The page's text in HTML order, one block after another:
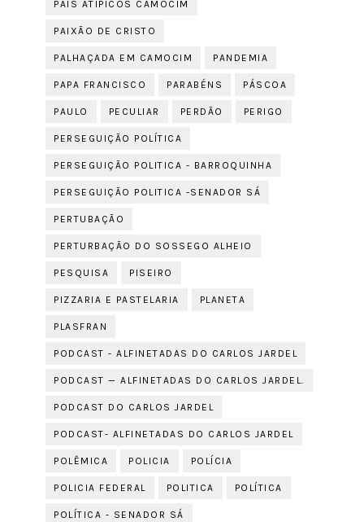
PAIS ATIPICOS CAMOCIM
PAIXÃO DE CRISTO
PALHAÇADA EM CAMOCIM PANDEMIA
PAPA FRANCISCO PARABÉNS PÁSCOA
PAULO PECULIAR PERDÃO PERIGO
PERSEGUIÇÃO POLÍTICA
PERSEGUIÇÃO POLITICA - BARROQUINHA
PERSEGUIÇÃO POLITICA -SENADOR SÁ
PERTUBAÇÃO
PERTURBAÇÃO DO SOSSEGO ALHEIO
PESQUISA PISEIRO
PIZZARIA E PASTELARIA PLANETA
PLASFRAN
PODCAST - ALFINETADAS DO CARLOS JARDEL
PODCAST — ALFINETADAS DO CARLOS JARDEL.
PODCAST DO CARLOS JARDEL
PODCAST- ALFINETADAS DO CARLOS JARDEL
POLÊMICA POLICIA POLÍCIA
POLICIA FEDERAL POLITICA POLÍTICA
POLÍTICA - SENADOR SÁ